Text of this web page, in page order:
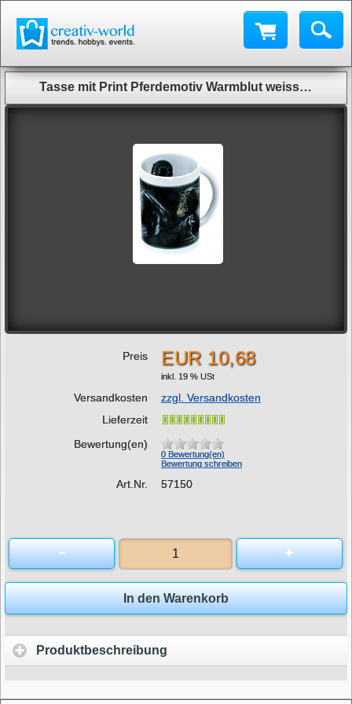
Tasse mit Print Pferdemotiv Warmblut weiss 57150 ©Kollektion Bötzel
Preis EUR 10,68
inkl. 19 % USt
Versandkosten
zzgl. Versandkosten
Lieferzeit
Bewertung(en)
0 Bewertung(en)
Bewertung schreiben
Art.Nr. 57150
In den Warenkorb
Produktbeschreibung